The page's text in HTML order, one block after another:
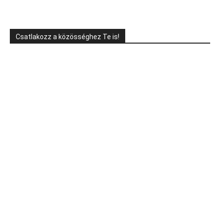
Csatlakozz a közösséghez Te is!